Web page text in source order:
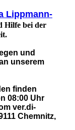
Lippmann-
Hilfe bei der
und
unserem
finden
08:00 Uhr
ver.di-
Chemnitz,